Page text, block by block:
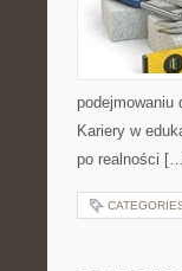
podejmowaniu
Kariery w
po realności